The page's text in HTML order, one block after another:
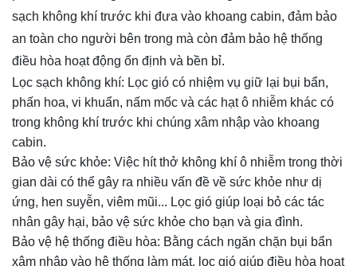
sạch không khí trước khi đưa vào khoang cabin, đảm bảo
an toàn cho người bên trong mà còn đảm bảo hệ thống
điều hòa hoạt động ổn định và bền bỉ.
Lọc sạch không khí: Lọc gió có nhiệm vụ giữ lại bụi bẩn,
phấn hoa, vi khuẩn, nấm mốc và các hạt ô nhiễm khác có
trong không khí trước khi chúng xâm nhập vào khoang
cabin.
Bảo vệ sức khỏe: Việc hít thở không khí ô nhiễm trong thời
gian dài có thể gây ra nhiều vấn đề về sức khỏe như dị
ứng, hen suyễn, viêm mũi... Lọc gió giúp loại bỏ các tác
nhân gây hại, bảo vệ sức khỏe cho bạn và gia đình.
Bảo vệ hệ thống điều hòa: Bằng cách ngăn chặn bụi bẩn
xâm nhập vào hệ thống làm mát, lọc gió giúp điều hòa hoạt